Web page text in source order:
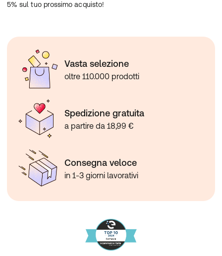
5% sul tuo prossimo acquisto!
Vasta selezione
oltre 110.000 prodotti
Spedizione gratuita
a partire da 18,99 €
Consegna veloce
in 1-3 giorni lavorativi